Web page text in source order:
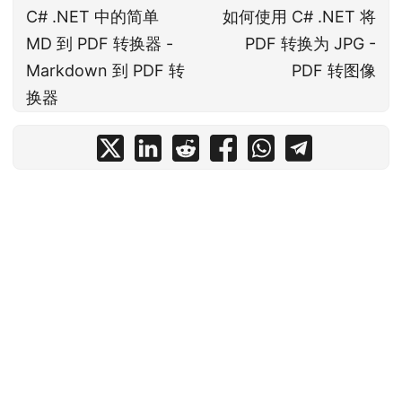
C# .NET 中的简单
MD 到 PDF 转换器 -
Markdown 到 PDF 转
换器
如何使用 C# .NET 将
PDF 转换为 JPG -
PDF 转图像